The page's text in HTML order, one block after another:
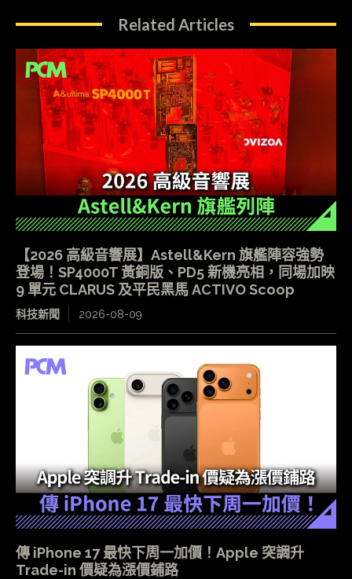
Related Articles
【2026 高級音響展】Astell&Kern 旗艦陣容強勢
登場！SP4000T 黃銅版、PD5 新機亮相，同場加映
9 單元 CLARUS 及平民黑馬 ACTIVO Scoop
科技新聞 2026-08-09
傳 iPhone 17 最快下周一加價！Apple 突調升
Trade-in 價疑為漲價鋪路